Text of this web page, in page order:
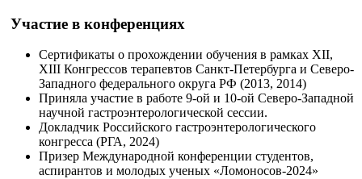
Участие в конференциях
Сертификаты о прохождении обучения в рамках XII,
XIII Конгрессов терапевтов Санкт-Петербурга и Северо-
Западного федерального округа РФ (2013, 2014)
Приняла участие в работе 9-ой и 10-ой Северо-Западной
научной гастроэнтерологической сессии.
Докладчик Российского гастроэнтерологического
конгресса (РГА, 2024)
Призер Международной конференции студентов,
аспирантов и молодых ученых «Ломоносов-2024»